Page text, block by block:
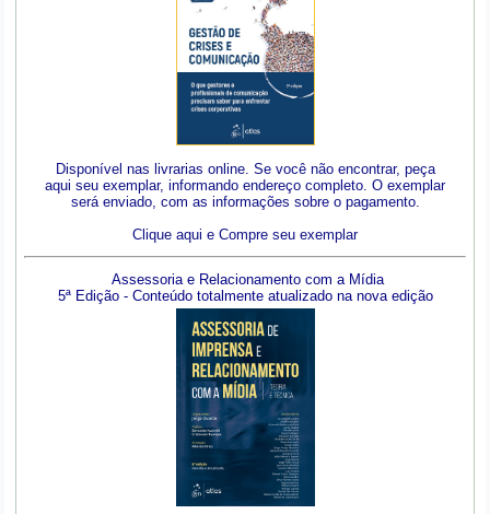
Disponível nas livrarias online. Se você não encontrar, peça
aqui seu exemplar, informando endereço completo. O exemplar
será enviado, com as informações sobre o pagamento.
Clique aqui e Compre seu exemplar
Assessoria e Relacionamento com a Mídia
5ª Edição - Conteúdo totalmente atualizado na nova edição